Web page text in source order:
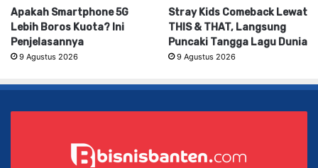
Apakah Smartphone 5G
Lebih Boros Kuota? Ini
Penjelasannya
9 Agustus 2026
Stray Kids Comeback Lewat
THIS & THAT, Langsung
Puncaki Tangga Lagu Dunia
9 Agustus 2026